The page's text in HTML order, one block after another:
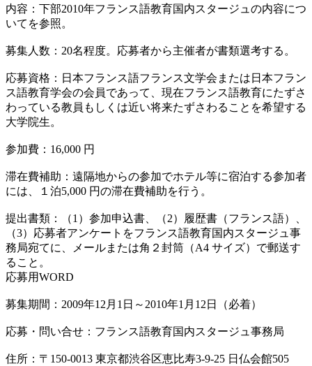
内容：下部2010年フランス語教育国内スタージュの内容につ
いてを参照。
募集人数：20名程度。応募者から主催者が書類選考する。
応募資格：日本フランス語フランス文学会または日本フラン
ス語教育学会の会員であって、現在フランス語教育にたずさ
わっている教員もしくは近い将来たずさわることを希望する
大学院生。
参加費：16,000 円
滞在費補助：遠隔地からの参加でホテル等に宿泊する参加者
には、１泊5,000 円の滞在費補助を行う。
提出書類：（1）参加申込書、（2）履歴書（フランス語）、
（3）応募者アンケートをフランス語教育国内スタージュ事
務局宛てに、メールまたは角２封筒（A4 サイズ）で郵送す
ること。
応募用WORD
募集期間：2009年12月1日～2010年1月12日（必着）
応募・問い合せ：フランス語教育国内スタージュ事務局
住所：〒150-0013 東京都渋谷区恵比寿3-9-25 日仏会館505